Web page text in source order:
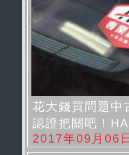
花大錢買問題中
認證把關吧！
讓你買得安心
2017年09月06日